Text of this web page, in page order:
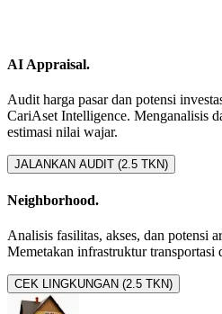
AI Appraisal.
Audit harga pasar dan potensi
CariAset Intelligence. Menganalisis
estimasi nilai wajar.
JALANKAN AUDIT (2.5 TKN)
Neighborhood.
Analisis fasilitas, akses, dan potensi
Memetakan infrastruktur transportasi
CEK LINGKUNGAN (2.5 TKN)